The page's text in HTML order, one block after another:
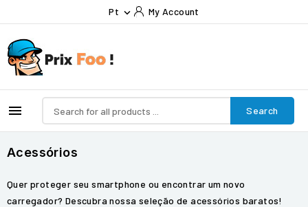
Pt  My Account
 Search
Acessórios
Quer proteger seu smartphone ou encontrar um novo
carregador? Descubra nossa seleção de acessórios baratos!